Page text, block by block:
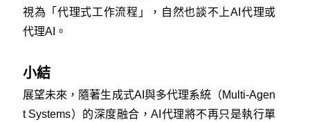
視為「代理式工作流程」，自然也談不上AI代理或
代理AI。
小結
展望未來，隨著生成式AI與多代理系統（Multi-Agen
t Systems）的深度融合，AI代理將不再只是執行單